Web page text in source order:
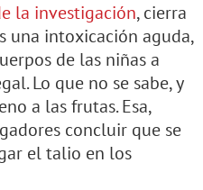
la investigación, cierra
una intoxicación aguda,
de las niñas a
Lo que no se sabe, y
a las frutas. Esa,
concluir que se
el talio en los